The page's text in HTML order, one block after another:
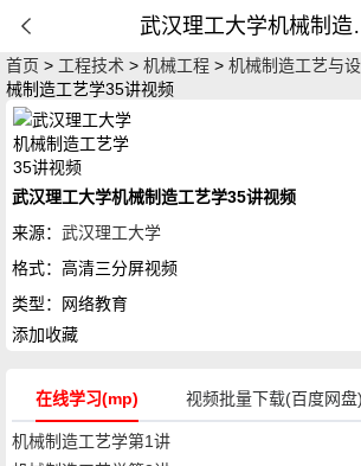
武汉理工大学
首页 > 工程技术 > 机械工程 > 机械制造工艺与
械制造工艺学35讲视频
武汉理工大学机械制造工艺学35讲视频
来源： 武汉理工大学
格式： 高清三分屏视频
类型：
网络教育
添加收藏
在线学习(mp) 视频批量下载(百度网盘)
机械制造工艺学第1讲